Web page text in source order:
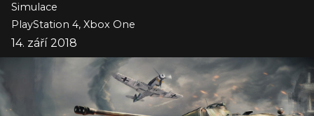
Simulace
PlayStation 4, Xbox One
14. září 2018